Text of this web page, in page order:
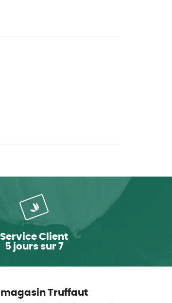
Service Client
5 jours sur 7
Truffaut